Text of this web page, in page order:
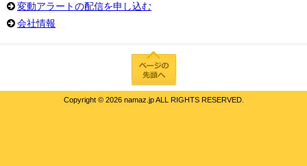
変動アラートの配信を申し込む
会社情報
Copyright © 2026 namaz.jp ALL RIGHTS RESERVED.